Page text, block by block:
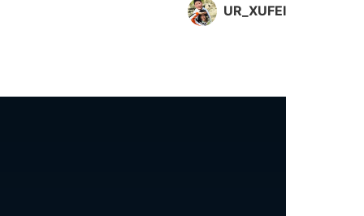
UR_XUFEI